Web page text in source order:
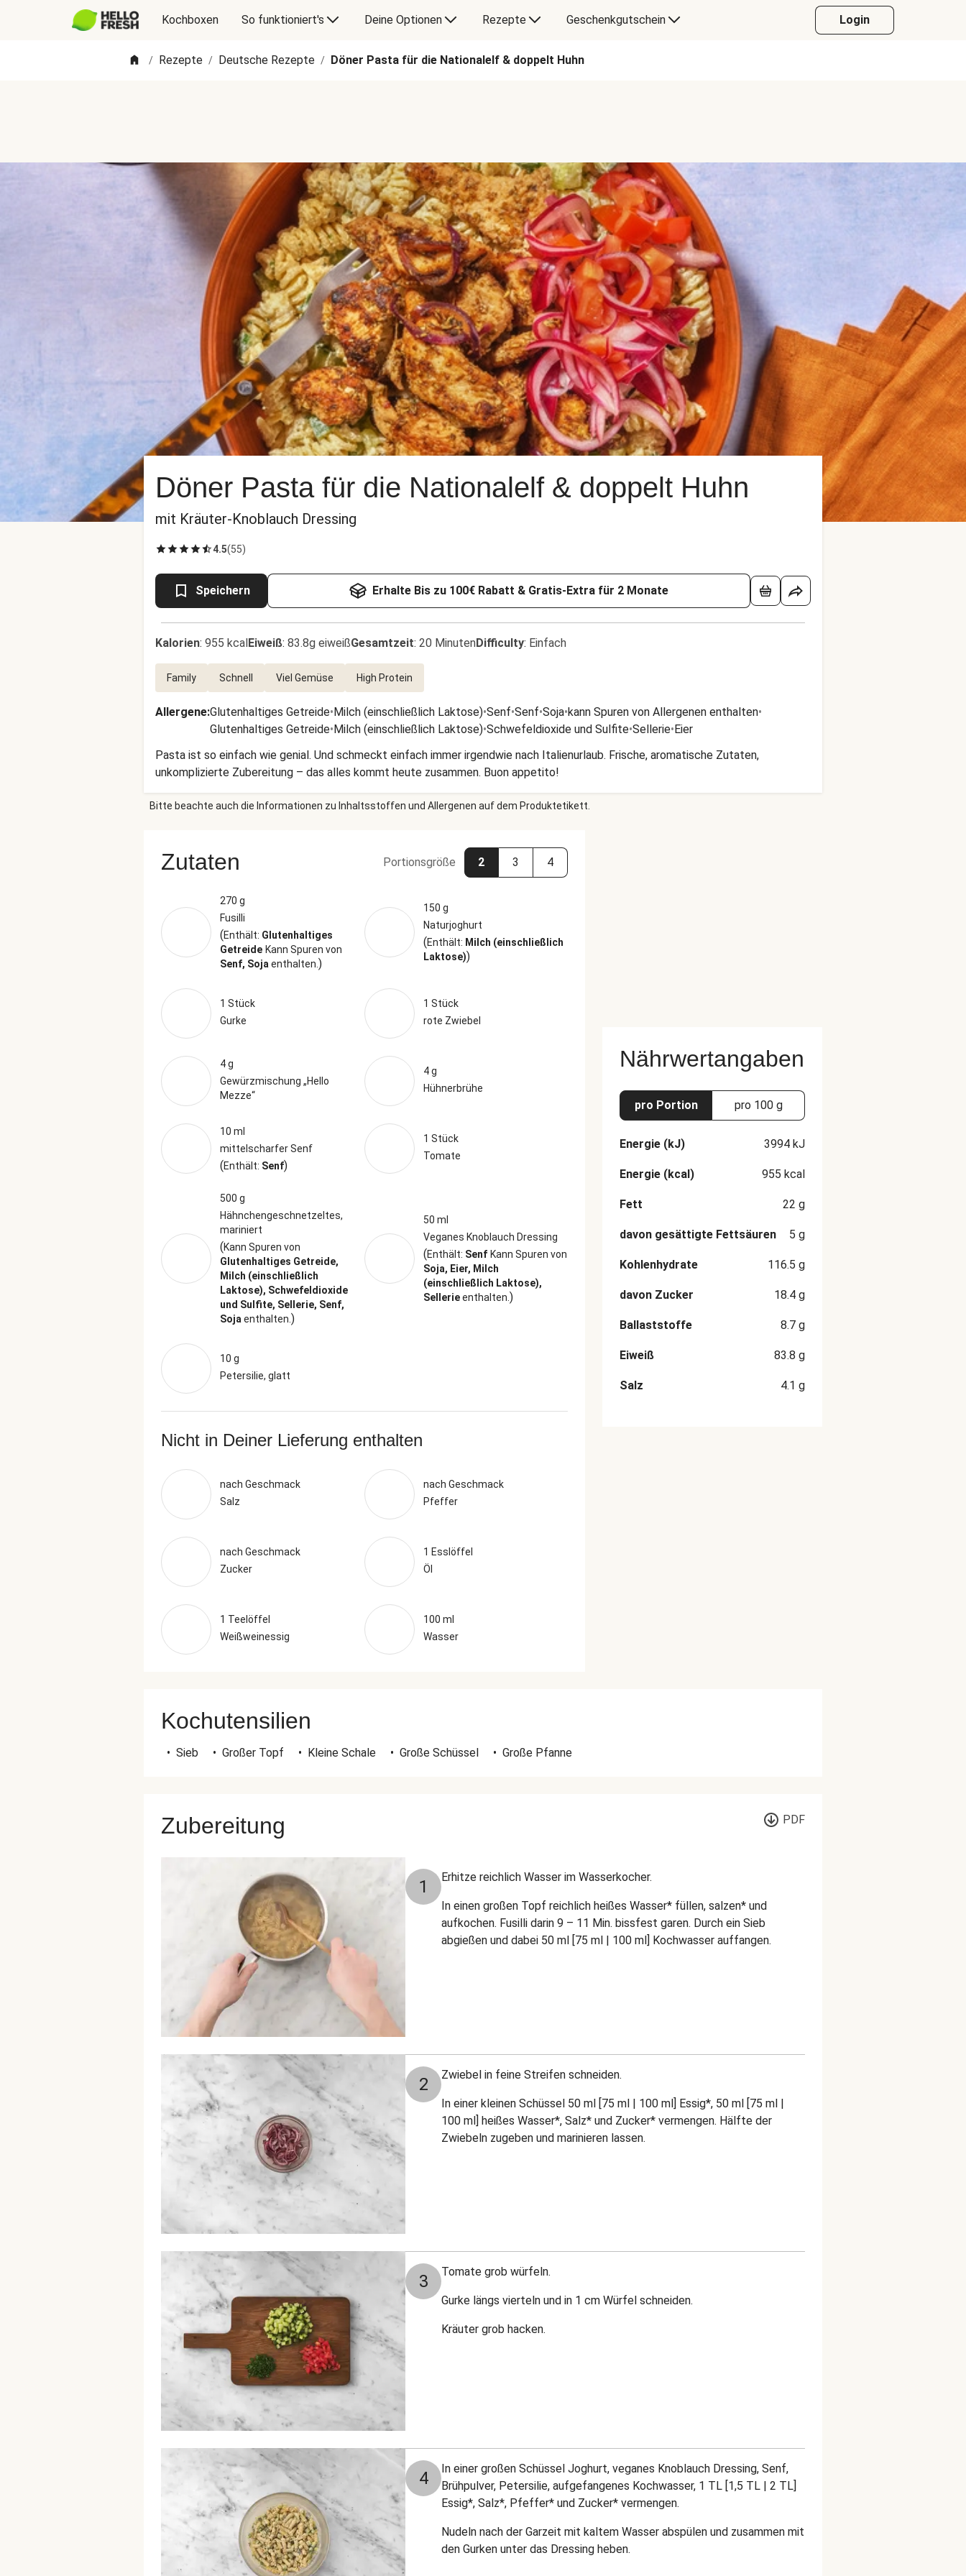
Kochboxen So funktioniert's Deine Optionen Rezepte Geschenkgutschein Login
/ Rezepte / Deutsche Rezepte / Döner Pasta für die Nationalelf & doppelt Huhn
Döner Pasta für die Nationalelf & doppelt Huhn
mit Kräuter-Knoblauch Dressing
4.5(55)
Speichern Erhalte Bis zu 100€ Rabatt & Gratis-Extra für 2 Monate
Kalorien: 955 kcalEiweiß: 83.8g eiweißGesamtzeit: 20 MinutenDifficulty: Einfach
Family Schnell Viel Gemüse High Protein
Allergene:Glutenhaltiges Getreide•Milch (einschließlich Laktose)•Senf•Senf•Soja•kann Spuren von Allergenen enthalten•
Glutenhaltiges Getreide•Milch (einschließlich Laktose)•Schwefeldioxide und Sulfite•Sellerie•Eier
Pasta ist so einfach wie genial. Und schmeckt einfach immer irgendwie nach Italienurlaub. Frische, aromatische Zutaten,
unkomplizierte Zubereitung – das alles kommt heute zusammen. Buon appetito!
Bitte beachte auch die Informationen zu Inhaltsstoffen und Allergenen auf dem Produktetikett.
Zutaten Portionsgröße 2 3 4
270 g
Fusilli
(Enthält: Glutenhaltiges
Getreide Kann Spuren von
Senf, Soja enthalten. )
150 g
Naturjoghurt
(Enthält: Milch (einschließlich
Laktose))
1 Stück
Gurke
1 Stück
rote Zwiebel
4 g
Gewürzmischung „Hello
Mezze“
4 g
Hühnerbrühe
10 ml
mittelscharfer Senf
(Enthält: Senf)
1 Stück
Tomate
500 g
Hähnchengeschnetzeltes,
mariniert
(Kann Spuren von
Glutenhaltiges Getreide,
Milch (einschließlich
Laktose), Schwefeldioxide
und Sulfite, Sellerie, Senf,
Soja enthalten. )
50 ml
Veganes Knoblauch Dressing
(Enthält: Senf Kann Spuren von
Soja, Eier, Milch
(einschließlich Laktose),
Sellerieenthalten. )
10 g
Petersilie, glatt
Nicht in Deiner Lieferung enthalten
nach Geschmack
Salz
nach Geschmack
Pfeffer
nach Geschmack
Zucker
1 Esslöffel
Öl
1 Teelöffel
Weißweinessig
100 ml
Wasser
Nährwertangaben
pro Portion pro 100 g
Energie (kJ) 3994 kJ
Energie (kcal) 955 kcal
Fett 22 g
davon gesättigte Fettsäuren 5 g
Kohlenhydrate 116.5 g
davon Zucker 18.4 g
Ballaststoffe 8.7 g
Eiweiß 83.8 g
Salz 4.1 g
Kochutensilien
• Sieb • Großer Topf • Kleine Schale • Große Schüssel • Große Pfanne
Zubereitung PDF
1 Erhitze reichlich Wasser im Wasserkocher.
In einen großen Topf reichlich heißes Wasser* füllen, salzen* und
aufkochen. Fusilli darin 9 – 11 Min. bissfest garen. Durch ein Sieb
abgießen und dabei 50 ml [75 ml | 100 ml] Kochwasser auffangen.
2 Zwiebel in feine Streifen schneiden.
In einer kleinen Schüssel 50 ml [75 ml | 100 ml] Essig*, 50 ml [75 ml |
100 ml] heißes Wasser*, Salz* und Zucker* vermengen. Hälfte der
Zwiebeln zugeben und marinieren lassen.
3 Tomate grob würfeln.
Gurke längs vierteln und in 1 cm Würfel schneiden.
Kräuter grob hacken.
4
In einer großen Schüssel Joghurt, veganes Knoblauch Dressing, Senf,
Brühpulver, Petersilie, aufgefangenes Kochwasser, 1 TL [1,5 TL | 2 TL]
Essig*, Salz*, Pfeffer* und Zucker* vermengen.
Nudeln nach der Garzeit mit kaltem Wasser abspülen und zusammen mit
den Gurken unter das Dressing heben.